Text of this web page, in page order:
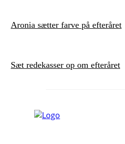
Aronia sætter farve på efteråret
Sæt redekasser op om efteråret